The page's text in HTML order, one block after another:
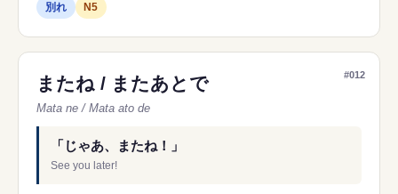
別れ N5
#012
またね / またあとで
Mata ne / Mata ato de
「じゃあ、またね！」
See you later!